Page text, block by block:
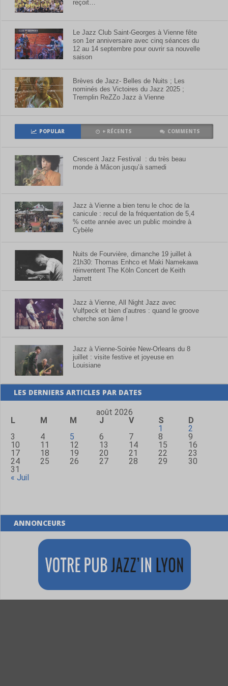
reçoit…
Le Jazz Club Saint-Georges à Vienne fête
son 1er anniversaire avec cinq séances du
12 au 14 septembre pour ouvrir sa nouvelle
saison
Brèves de Jazz- Belles de Nuits ; Les
nominés des Victoires du Jazz 2025 ;
Tremplin ReZZo Jazz à Vienne
POPULAR + RÉCENTS COMMENTS
Crescent Jazz Festival : du très beau
monde à Mâcon jusqu’à samedi
Jazz à Vienne a bien tenu le choc de la
canicule : recul de la fréquentation de 5,4
% cette année avec un public moindre à
Cybèle
Nuits de Fourvière, dimanche 19 juillet à
21h30: Thomas Enhco et Maki Namekawa
réinventent The Köln Concert de Keith
Jarrett
Jazz à Vienne, All Night Jazz avec
Vulfpeck et bien d’autres : quand le groove
cherche son âme !
Jazz à Vienne-Soirée New-Orleans du 8
juillet : visite festive et joyeuse en
Louisiane
LES DERNIERS ARTICLES PAR DATES
août 2026
L
M M J V S
D
1
2
3
4 5 6 7 8
9
10
11 12 13 14 15
16
17
18 19 20 21 22
23
24
25 26 27 28 29
30
31
« Juil
ANNONCEURS